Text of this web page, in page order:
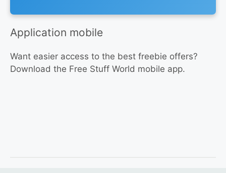
Application mobile
Want easier access to the best freebie offers?
Download the Free Stuff World mobile app.